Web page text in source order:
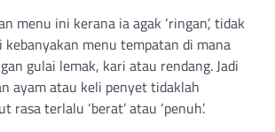
menu ini kerana ia agak ‘ringan’, tidak
kebanyakan menu tempatan di mana
gulai lemak, kari atau rendang. Jadi
ayam atau keli penyet tidaklah
rasa terlalu ‘berat’ atau ‘penuh’.